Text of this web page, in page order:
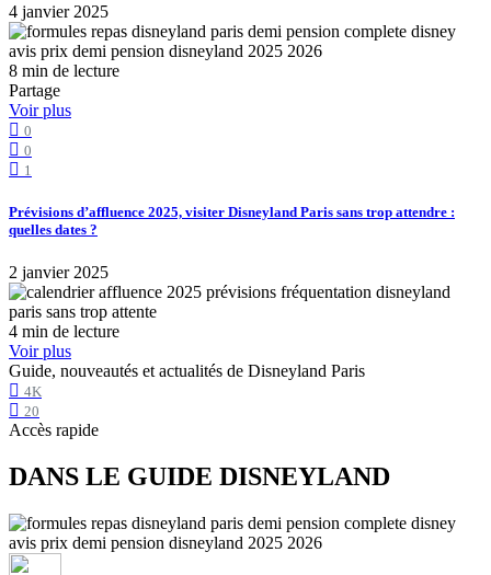
4 janvier 2025
8 min de lecture
Partage
Voir plus
0
0
1
Prévisions d’affluence 2025, visiter Disneyland Paris sans trop attendre :
quelles dates ?
2 janvier 2025
4 min de lecture
Voir plus
Guide, nouveautés et actualités de Disneyland Paris
4K
20
Accès rapide
DANS LE GUIDE DISNEYLAND